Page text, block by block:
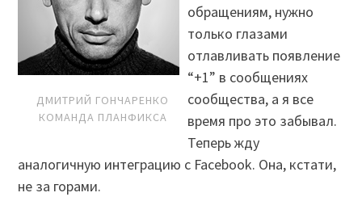
ДМИТРИЙ ГОНЧАРЕНКО
КОМАНДА ПЛАНФИКСА
обращениям, нужно
только глазами
отлавливать появление
“+1” в сообщениях
сообщества, а я все
время про это забывал.
Теперь жду
аналогичную интеграцию с Facebook. Она, кстати,
не за горами.